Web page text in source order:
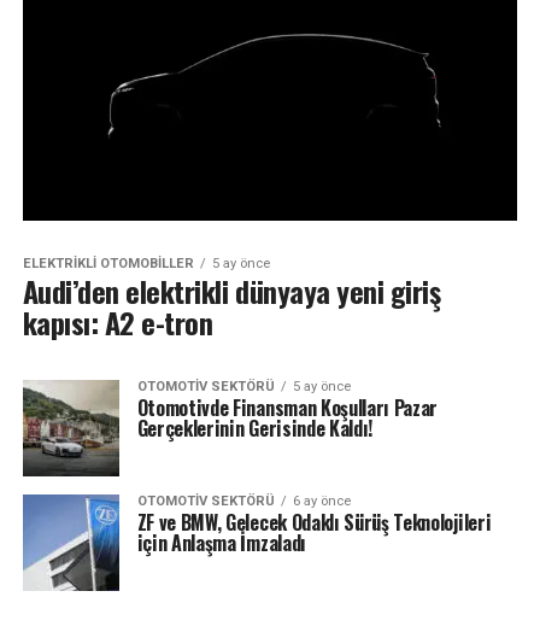
ELEKTRIKLI OTOMOBILLER 5 ay önce
Audi’den elektrikli dünyaya yeni giriş
kapısı: A2 e-tron
OTOMOTIV SEKTÖRÜ 5 ay önce
Otomotivde Finansman Koşulları Pazar
Gerçeklerinin Gerisinde Kaldı!
OTOMOTIV SEKTÖRÜ 6 ay önce
ZF ve BMW, Gelecek Odaklı Sürüş Teknolojileri
için Anlaşma İmzaladı